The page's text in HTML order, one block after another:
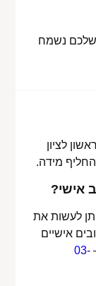
נשמח
הסטודיו שלנו נמצא ברח' הנמל 61 ראשון לציון
מידה.
אישי?
לעשות את
אישיים
03-